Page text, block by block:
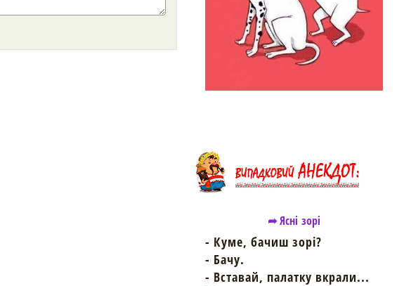
➦ Ясні зорі
- Куме, бачиш зорі?
- Бачу.
- Вставай, палатку вкрали...